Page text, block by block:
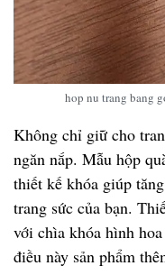
hop nu trang bang
Không chỉ giữ cho
ngăn nắp. Mẫu hộp
thiết kế khóa giúp
trang sức của bạn.
với chìa khóa hình
điều này sản phẩm